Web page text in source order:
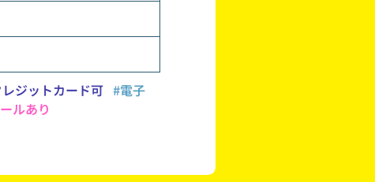
ジットカード可 #電子
ルあり